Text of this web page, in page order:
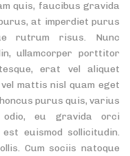
quis, faucibus gravida
at imperdiet purus
rutrum risus. Nunc
ullamcorper porttitor
erat vel aliquet
mattis nisl quam eget
purus quis, varius
odio, eu gravida orci
euismod sollicitudin.
Cum sociis natoque